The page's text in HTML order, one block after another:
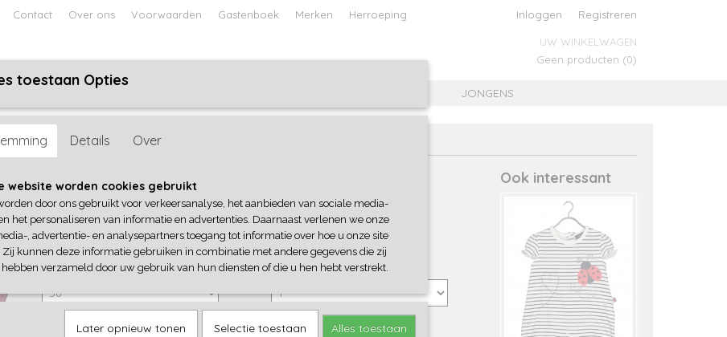
Contact Over ons Voorwaarden Gastenboek Merken Herroeping Inloggen Registreren
UW WINKELWAGEN
Geen producten (0)
JONGENS BABY JONGENS
4President
€ 17,95 (inclusief btw 21%)
✓Op voorraad
4President Aantal
Ook interessant
toestaan Opties
Details Over
website worden cookies gebruikt
door ons gebruikt voor verkeersanalyse, het aanbieden van sociale media-
het personaliseren van informatie en advertenties. Daarnaast verlenen we onze
, advertentie- en analysepartners toegang tot informatie over hoe u onze site
kunnen deze informatie gebruiken in combinatie met andere gegevens die zij
verzameld door uw gebruik van hun diensten of die u hen hebt verstrekt.
Later opnieuw tonen Selectie toestaan Alles toestaan